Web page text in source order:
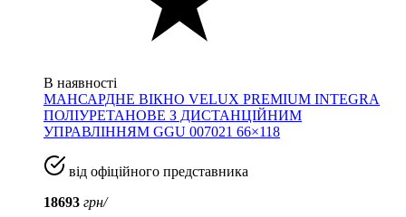
В наявності
МАНСАРДНЕ ВІКНО VELUX PREMIUM INTEGRA
ПОЛІУРЕТАНОВЕ З ДИСТАНЦІЙНИМ
УПРАВЛІННЯМ GGU 007021 66×118
від офіційного представника
18693 грн/